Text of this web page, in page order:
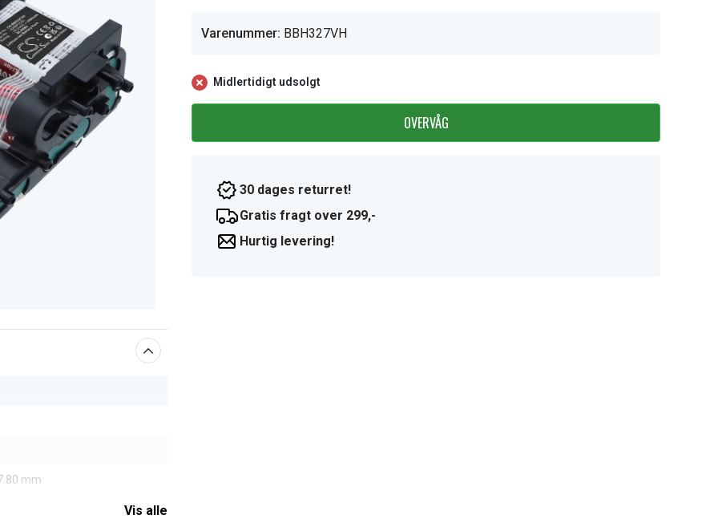
mm
Vis alle
Varenummer: BBH327VH
Midlertidigt udsolgt
OVERVÅG
30 dages returret!
Gratis fragt over 299,-
Hurtig levering!